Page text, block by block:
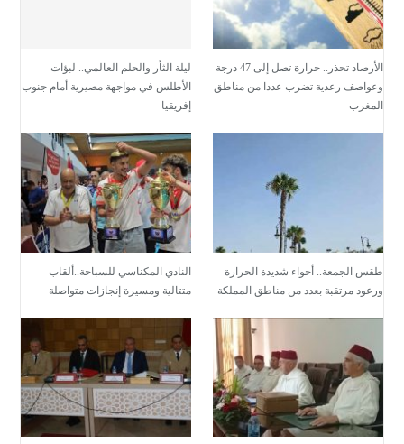
الأرصاد تحذر.. حرارة تصل إلى 47 درجة
وعواصف رعدية تضرب عددا من مناطق
المغرب
ليلة الثأر والحلم العالمي.. لبؤات
الأطلس في مواجهة مصيرية أمام جنوب
إفريقيا
طقس الجمعة.. أجواء شديدة الحرارة
ورعود مرتقبة بعدد من مناطق المملكة
النادي المكناسي للسباحة..ألقاب
متتالية ومسيرة إنجازات متواصلة